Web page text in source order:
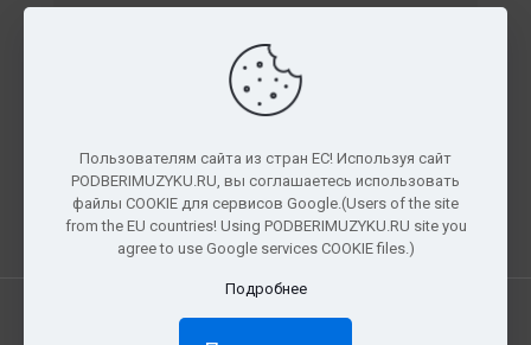
УСЛОВИЯ ВОЗВРАТА
г. Москва, Московская область, Центральный
федеральный округ, РФ, Россия
Все права защищены. © 2026 PODBERIMUZYKU.RU
Пользователям сайта из стран ЕС! Используя сайт
PODBERIMUZYKU.RU, вы соглашаетесь использовать
файлы COOKIE для сервисов Google.(Users of the site
from the EU countries! Using PODBERIMUZYKU.RU site you
agree to use Google services COOKIE files.)
Подробнее